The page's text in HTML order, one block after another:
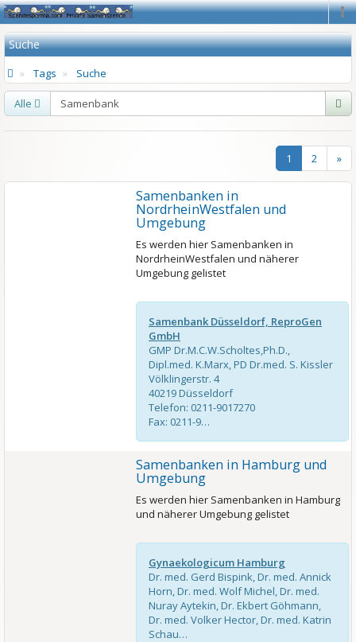
Suche
Tags Suche
Alle
1 2 »
Samenbanken in
NordrheinWestfalen und
Umgebung
Es werden hier Samenbanken in
NordrheinWestfalen und näherer
Umgebung gelistet
Samenbank Düsseldorf, ReproGen
GmbH
GMP Dr.M.C.W.Scholtes,Ph.D.,
Dipl.med. K.Marx, PD Dr.med. S. Kissler
Völklingerstr. 4
40219 Düsseldorf
Telefon: 0211-9017270
Fax: 0211-9…
Samenbanken in Hamburg und
Umgebung
Es werden hier Samenbanken in Hamburg
und näherer Umgebung gelistet
Gynaekologicum Hamburg
Dr. med. Gerd Bispink, Dr. med. Annick
Horn, Dr. med. Wolf Michel, Dr. med.
Nuray Aytekin, Dr. Ekbert Göhmann,
Dr. med. Volker Hector, Dr. med. Katrin
Schau…